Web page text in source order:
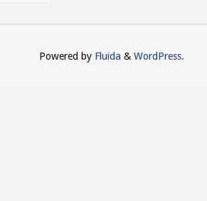
Powered by Fluida & WordPress.